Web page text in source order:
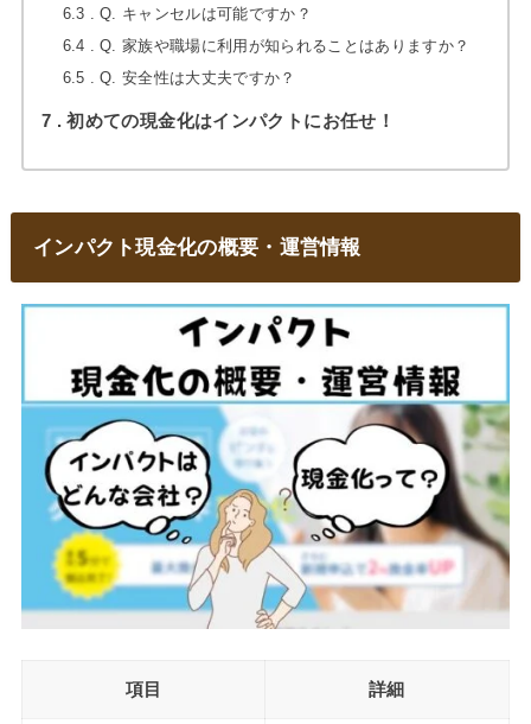
6.3
Q. キャンセルは可能ですか？
6.4
Q. 家族や職場に利用が知られることはありますか？
6.5
Q. 安全性は大丈夫ですか？
7 初めての現金化はインパクトにお任せ！
インパクト現金化の概要・運営情報
項目 詳細